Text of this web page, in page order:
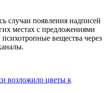
случаи появления надписей
местах с предложениями
вещества через
возложило цветы к